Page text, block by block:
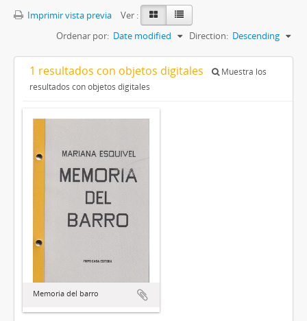
Imprimir vista previa
Ver :
Ordenar por: Date modified Direction: Descending
1 resultados con objetos digitales
Muestra los
resultados con objetos digitales
Memoria del barro